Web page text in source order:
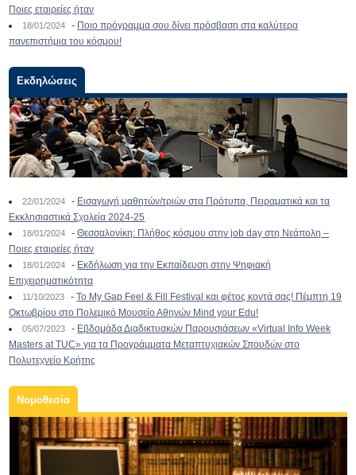
Ποιες εταιρείες ήταν
18/01/2024 - Ποιο πρόγραμμα σου δίνει πρόσβαση στα καλύτερα
πανεπιστήμια του κόσμου!
Εκδηλώσεις
22/01/2024 - Εισαγωγή μαθητών/τριών στα Πρότυπα, Πειραματικά και τα
Εκκλησιαστικά Σχολεία 2024-25
18/01/2024 -Θεσσαλονίκη: Πλήθος κόσμου στην job day στη Νεάπολη –
Ποιες εταιρείες ήταν
18/01/2024 - Εκδήλωση για την Εκπαίδευση στην Ψηφιακή
Επιχειρηματικότητα
11/10/2023 -To My Gap Feel & Fill Festival και φέτος κοντά σας! Πέμπτη 19
Οκτωβρίου στο Πολεμικό Μουσείο Αθηνών Mind your Edu!
05/07/2023 - Εβδομάδα Διαδικτυακών Παρουσιάσεων «Virtual Info Week
Masters at TUC» για τα Προγράμματα Μεταπτυχιακών Σπουδών στο
Πολυτεχνείο Κρήτης
Νομοθεσία